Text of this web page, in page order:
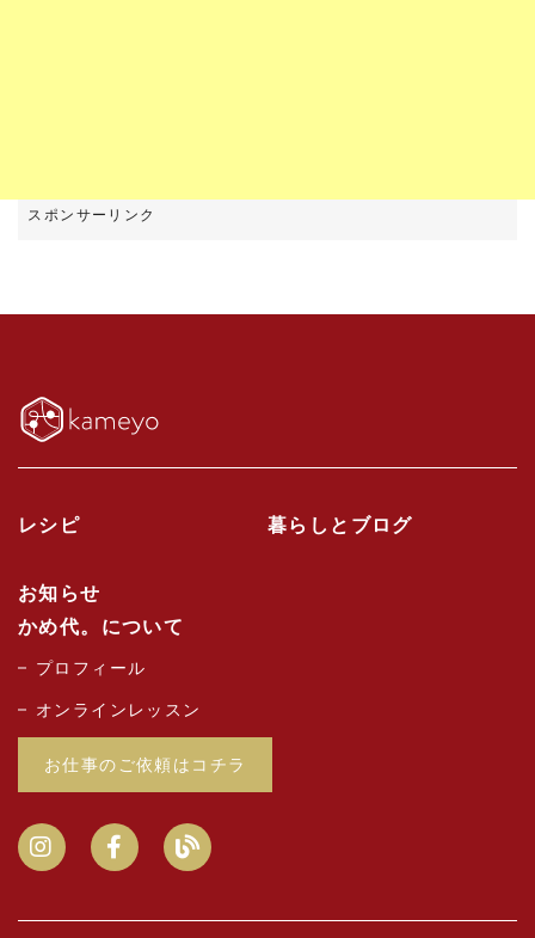
レシピ 暮らしとブログ
お知らせ
かめ代。について
プロフィール
オンラインレッスン
お仕事のご依頼はコチラ